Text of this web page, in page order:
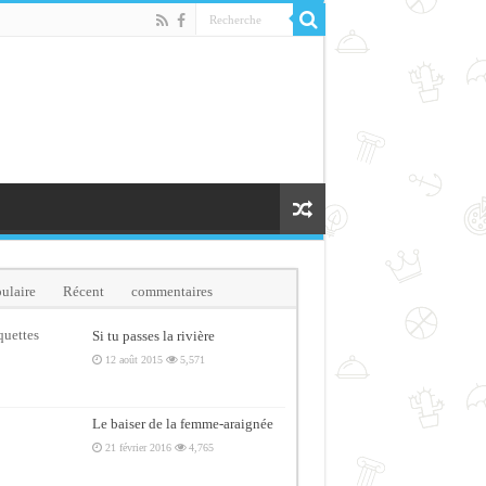
Récent commentaires
Si tu passes la rivière
12 août 2015 5,571
Le baiser de la femme-araignée
21 février 2016 4,765